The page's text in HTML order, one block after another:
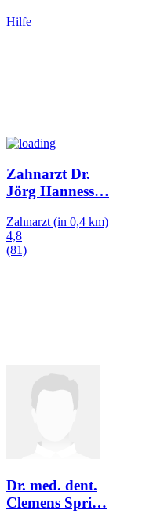
Hilfe
Zahnarzt Dr.
Jörg Hanness…
Zahnarzt (in 0,4 km)
4,8
(81)
Dr. med. dent.
Clemens Spri…